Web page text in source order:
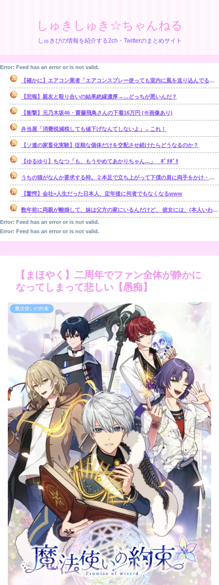
しゅきしゅき☆ちゃんねる
しゅきぴの情報を紹介する2ch・Twitterのまとめサイト
Error: Feed has an error or is not valid.
【確かに】エアコン業者「エアコンスプレー使っても室内に風を送り込んでるファンは汚いままですよ」
【悲報】親友と殴り合いの結果絶縁濃厚→…どっちが悪いんだ？
【衝撃】元乃木坂46・齋藤飛鳥さんの下着16万円 (※画像あり)
弁当屋「消費税減税しても値下げなんてしないよ」←これ！
【ソ連の家畜化実験】従順な個体だけを交配させ続けたらどうなるのか？
【ゆるゆり】ちなつ「も、もうやめてあかりちゃん…」 ﾎﾞﾀﾎﾞﾀ
うちの猫がなんか要求する時。２本足で立ち上がって下僕の肩に両手をかけ・・・【再】
【驚愕】会社=人生だった日本人、定年後に何者でもなくなるwww
数年前に両親が離婚して、妹は父方の家にいるんだけど、 彼女には、(本人いわく)霊感があるらしい。【再】
Error: Feed has an error or is not valid.
Error: Feed has an error or is not valid.
【まほやく】二周年でファン全体が静かに
なってしまって悲しい【愚痴】
魔法使いの約束